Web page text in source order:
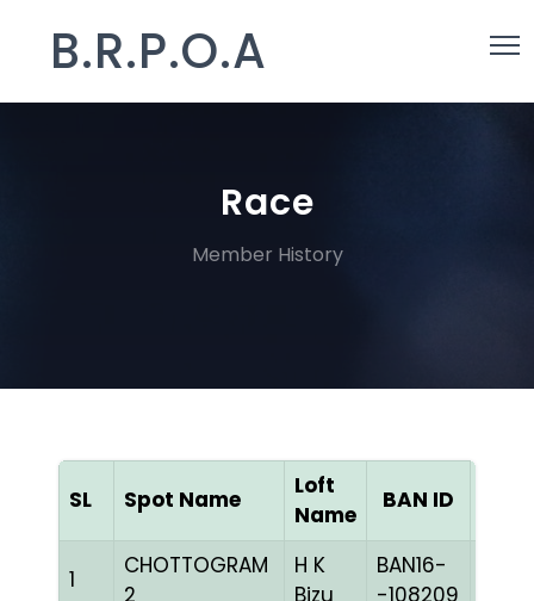
B.R.P.O.A
Race
Member History
SL Spot Name
Loft
Name
BAN ID
1
CHOTTOGRAM
2
H K
Bizu
BAN16-
-108209